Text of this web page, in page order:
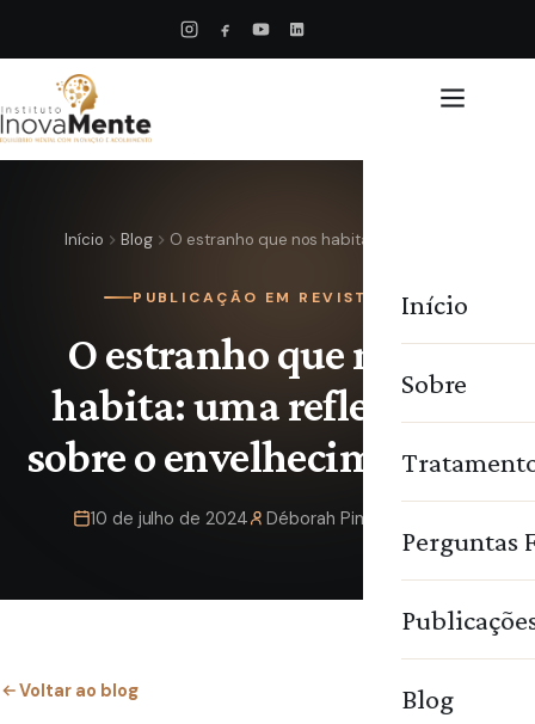
Início
Sobre
Perguntas
Blog
Início Blog O estranho que nos habita: uma…
PUBLICAÇÃO EM REVISTA
O estranho que nos
habita: uma reflexão
sobre o envelhecimento
10 de julho de 2024 Déborah Pimentel
Voltar ao blog